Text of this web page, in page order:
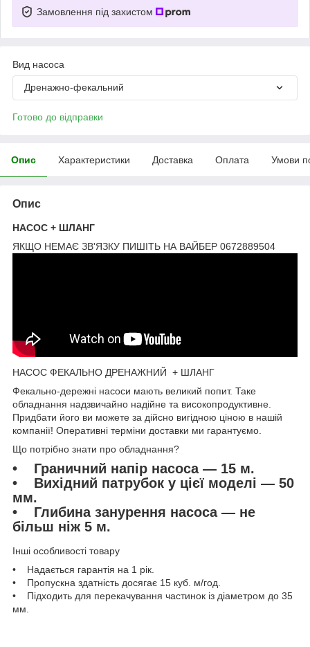
Замовлення під захистом
Вид насоса
Дренажно-фекальний
Готово до відправки
Опис Характеристики Доставка Оплата Умови
Опис
НАСОС + ШЛАНГ
ЯКЩО НЕМАЄ ЗВ'ЯЗКУ ПИШІТЬ НА ВАЙБЕР 0672889504
НАСОС ФЕКАЛЬНО ДРЕНАЖНИЙ + ШЛАНГ
Фекально-дережні насоси мають великий попит. Таке
обладнання надзвичайно надійне та високопродуктивне.
Придбати його ви можете за дійсно вигідною ціною в нашій
компанії! Оперативні терміни доставки ми гарантуємо.
Що потрібно знати про обладнання?
• Граничний напір насоса — 15 м.
• Вихідний патрубок у цієї моделі — 50
мм.
• Глибина занурення насоса — не
більш ніж 5 м.
Інші особливості товару
• Надається гарантія на 1 рік.
• Пропускна здатність досягає 15 куб. м/год.
• Підходить для перекачування частинок із діаметром до 35
мм.